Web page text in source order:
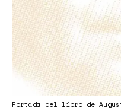
Portada del libro de